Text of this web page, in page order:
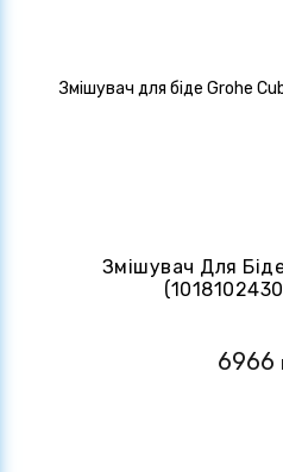
Змішувач Для
6966